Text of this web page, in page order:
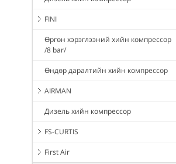
FINI
Өргөн хэрэглээний хийн компрессор
/8 bar/
Өндөр даралтийн хийн компрессор
AIRMAN
Дизель хийн компрессор
FS-CURTIS
First Air